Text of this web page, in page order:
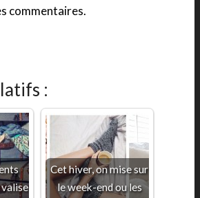
commentaires.
:
Cet hiver, on mise sur
le week-end ou les